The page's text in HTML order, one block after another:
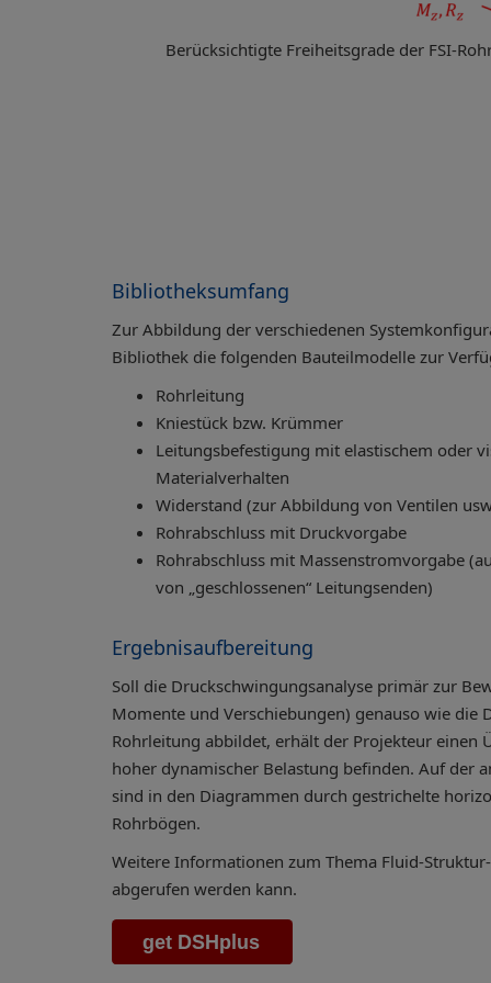
Berücksichtigte Freiheitsgrade der FSI-
Bibliotheksumfang
Zur Abbildung der verschiedenen
Bibliothek die folgenden Bauteilmodelle zur
Rohrleitung
Kniestück bzw. Krümmer
Leitungsbefestigung mit elastischem oder
Materialverhalten
Widerstand (zur Abbildung von Ventilen
Rohrabschluss mit Druckvorgabe
Rohrabschluss mit Massenstromvorgabe
von „geschlossenen“ Leitungsenden)
Ergebnisaufbereitung
Soll die Druckschwingungsanalyse primär zur
Momente und Verschiebungen) genauso wie die
Rohrleitung abbildet, erhält der Projekteur einen
hoher dynamischer Belastung befinden. Auf der
sind in den Diagrammen durch gestrichelte
Rohrbögen.
Weitere Informationen zum Thema Fluid-
abgerufen werden kann.